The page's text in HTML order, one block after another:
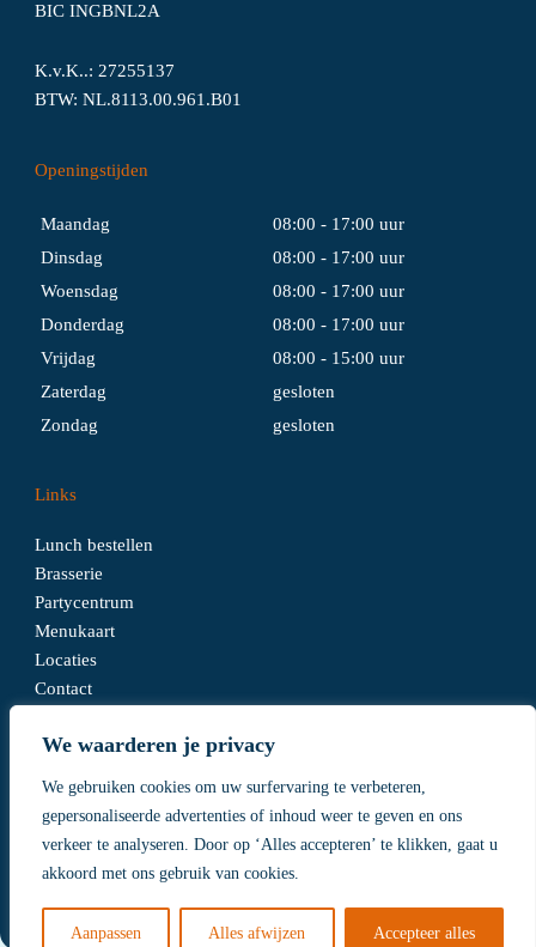
We waarderen je privacy
We gebruiken cookies om uw surfervaring te verbeteren,
gepersonaliseerde advertenties of inhoud weer te geven en ons
verkeer te analyseren. Door op ‘Alles accepteren’ te klikken, gaat u
akkoord met ons gebruik van cookies.
Aanpassen Alles afwijzen Accepteer alles
BIC INGBNL2A
K.v.K..: 27255137
BTW: NL.8113.00.961.B01
Openingstijden
Maandag
08:00 - 17:00 uur
Dinsdag
08:00 - 17:00 uur
Woensdag
08:00 - 17:00 uur
Donderdag
08:00 - 17:00 uur
Vrijdag
08:00 - 15:00 uur
Zaterdag
gesloten
Zondag
gesloten
Links
Lunch bestellen
Brasserie
Partycentrum
Menukaart
Locaties
Contact
Algemene voorwaarden
Disclaimer
Privacy Policy